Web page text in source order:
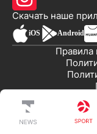
Скачать наше
iOS Android
Правила
©